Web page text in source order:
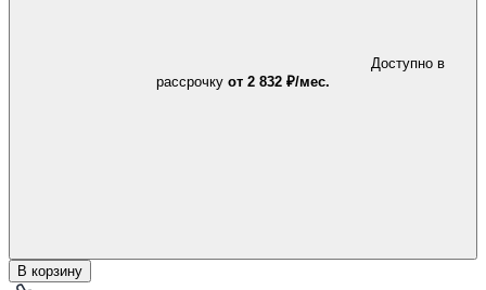
Доступно в
рассрочку от 2 832 ₽/мес.
В корзину